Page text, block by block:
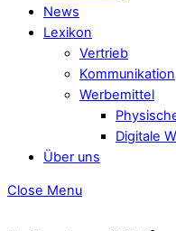
News
Lexikon
Vertrieb
Kommunikation
Werbemittel
Digitale
Über uns
Close Menu